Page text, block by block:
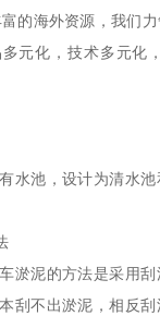
的海外资源，我们
元化，技术多元化
水池，设计为清水
淤泥的方法是采用
刮不出淤泥，相反